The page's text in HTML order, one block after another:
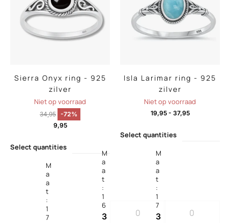
Sierra Onyx ring - 925
zilver
Niet op voorraad
34,95 -72%
9,95
Select quantities
M
a
a
t
:
1
7
Isla Larimar ring - 925
zilver
Niet op voorraad
19,95- 37,95
Select quantities
M
a
a
t
:
1
6
3
M
a
a
t
:
1
7
3